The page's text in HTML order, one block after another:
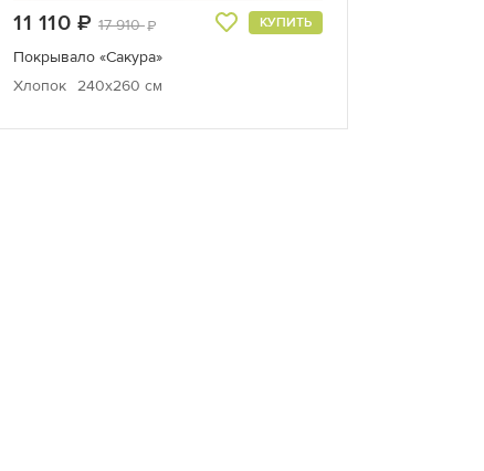
11 110 руб.
17 910 руб. КУПИТЬ
Покрывало «Сакура»
Хлопок
240x260 см